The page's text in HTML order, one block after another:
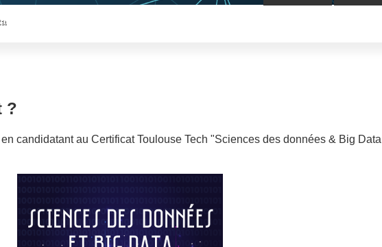
?
candidatant au Certificat Toulouse Tech "Sciences des données & Big